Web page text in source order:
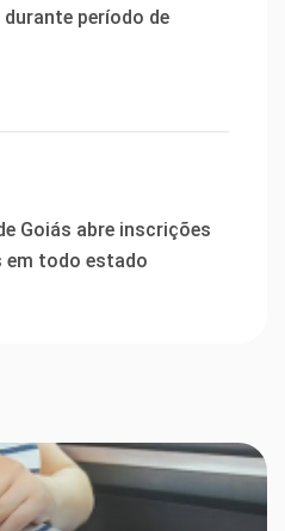
durante período de
Goiás abre inscrições
todo estado